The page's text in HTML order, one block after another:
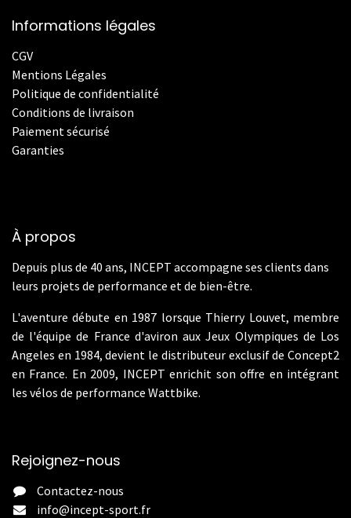
Informations légales
CGV
Mentions Légales
Politique de confidentialité
Conditions de livraison
Paiement sécurisé
Garanties
À propos
Depuis plus de 40 ans, INCEPT accompagne ses clients dans
leurs projets de performance et de bien-être.
L'aventure débute en 1987 lorsque Thierry Louvet, membre
de l'équipe de France d'aviron aux Jeux Olympiques de Los
Angeles en 1984, devient le distributeur exclusif de Concept2
en France. En 2009, INCEPT enrichit son offre en intégrant
les vélos de performance Wattbike.
Rejoignez-nous
Contactez-nous
info@incept-sport.fr